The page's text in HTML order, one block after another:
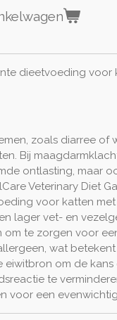
dieetvoeding voor
zoals diarree of
Bij
ontlasting, maar
Veterinary Diet
voor katten
lager vet- en
om te zorgen voor
wat
eiwitbron om de kans
te
voor een